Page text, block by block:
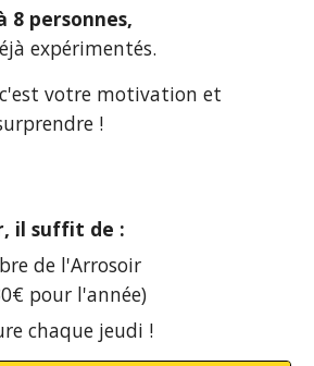
8 personnes,
expérimentés.
votre motivationet
!
il suffit de :
de l'Arrosoir
pour l'année)
chaque jeudi !